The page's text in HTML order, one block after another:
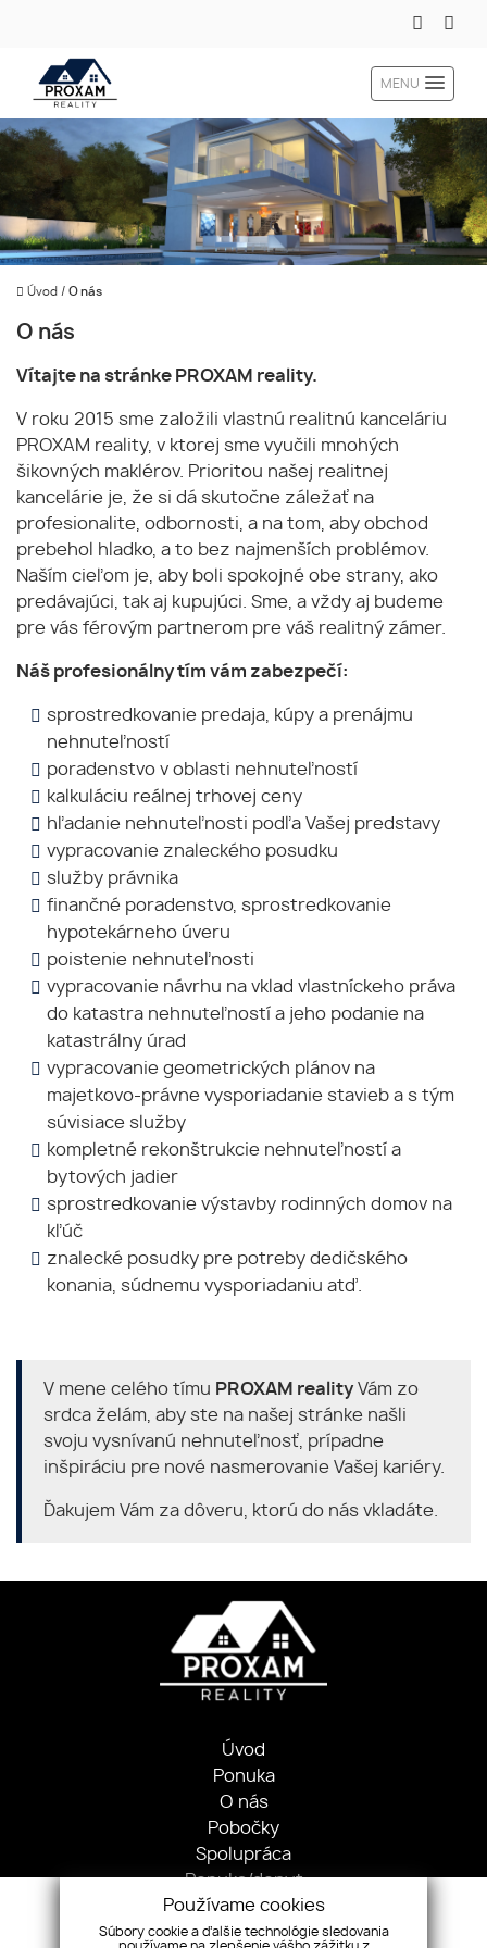
MENU
Úvod / O nás
O nás
Vítajte na stránke PROXAM reality.
V roku 2015 sme založili vlastnú realitnú kanceláriu
PROXAM reality, v ktorej sme vyučili mnohých
šikovných maklérov. Prioritou našej realitnej
kancelárie je, že si dá skutočne záležať na
profesionalite, odbornosti, a na tom, aby obchod
prebehol hladko, a to bez najmenších problémov.
Naším cieľom je, aby boli spokojné obe strany, ako
predávajúci, tak aj kupujúci. Sme, a vždy aj budeme
pre vás férovým partnerom pre váš realitný zámer.
Náš profesionálny tím vám zabezpečí:
sprostredkovanie predaja, kúpy a prenájmu
nehnuteľností
poradenstvo v oblasti nehnuteľností
kalkuláciu reálnej trhovej ceny
hľadanie nehnuteľnosti podľa Vašej predstavy
vypracovanie znaleckého posudku
služby právnika
finančné poradenstvo, sprostredkovanie
hypotekárneho úveru
poistenie nehnuteľnosti
vypracovanie návrhu na vklad vlastníckeho práva
do katastra nehnuteľností a jeho podanie na
katastrálny úrad
vypracovanie geometrických plánov na
majetkovo-právne vysporiadanie stavieb a s tým
súvisiace služby
kompletné rekonštrukcie nehnuteľností a
bytových jadier
sprostredkovanie výstavby rodinných domov na
kľúč
znalecké posudky pre potreby dedičského
konania, súdnemu vysporiadaniu atď.
V mene celého tímu PROXAM reality Vám zo
srdca želám, aby ste na našej stránke našli
svoju vysnívanú nehnuteľnosť, prípadne
inšpiráciu pre nové nasmerovanie Vašej kariéry.
Ďakujem Vám za dôveru, ktorú do nás vkladáte.
Úvod
Ponuka
O nás
Pobočky
Spolupráca
Ponuka/dopyt
Kontakt
Používame cookies
Súbory cookie a ďalšie technológie sledovania